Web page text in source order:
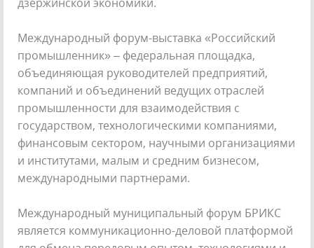
Международный форум-выставка «Российский
промышленник» – федеральная площадка,
объединяющая руководителей предприятий,
компаний и объединений ведущих отраслей
промышленности для взаимодействия с
государством, технологическими компаниями,
финансовым сектором, научными организациями
и институтами, малым и средним бизнесом,
международными партнерами.
Международный муниципальный форум БРИКС
является коммуникационно-деловой платформой